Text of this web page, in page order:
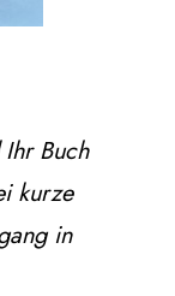
Buch
kurze
in